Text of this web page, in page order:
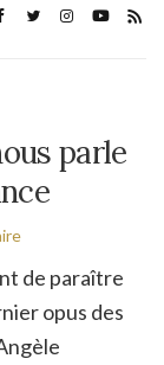
parle
de paraître
opus des